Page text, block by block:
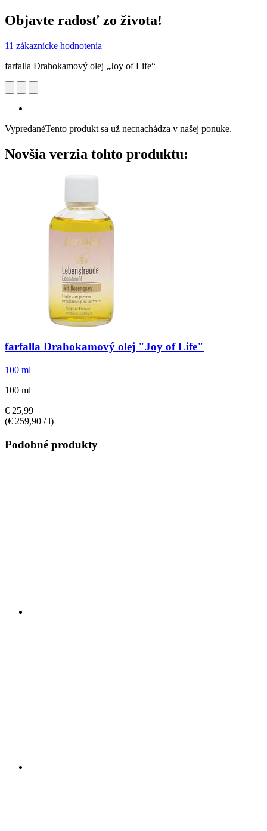
Objavte radosť zo života!
11 zákaznícke hodnotenia
farfalla Drahokamový olej „Joy of Life“
VypredanéTento produkt sa už necnachádza v našej ponuke.
Novšia verzia tohto produktu:
farfalla Drahokamový olej "Joy of Life"
100 ml
100 ml
€ 25,99
(€ 259,90 / l)
Podobné produkty